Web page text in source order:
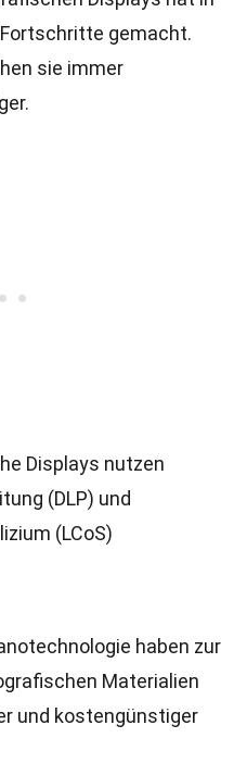
gemacht.
sie immer
Displays nutzen
(DLP) und
(LCoS)
haben zur
Materialien
und kostengünstiger